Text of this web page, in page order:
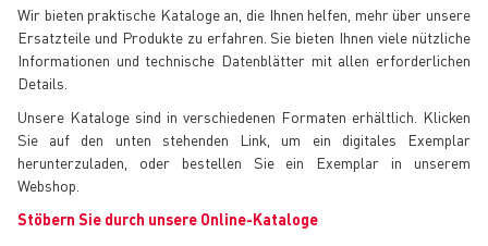
Wir bieten praktische Kataloge an, die Ihnen helfen, mehr über unsere
Ersatzteile und Produkte zu erfahren. Sie bieten Ihnen viele nützliche
Informationen und technische Datenblätter mit allen erforderlichen
Details.
Unsere Kataloge sind in verschiedenen Formaten erhältlich. Klicken
Sie auf den unten stehenden Link, um ein digitales Exemplar
herunterzuladen, oder bestellen Sie ein Exemplar in unserem
Webshop.
Stöbern Sie durch unsere Online-Kataloge